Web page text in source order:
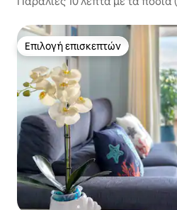
Επιλογή επισκεπτών
Επιλογή επισκεπτών